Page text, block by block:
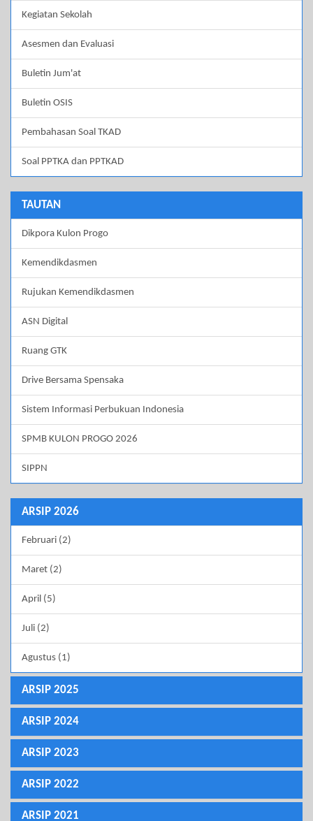
Kegiatan Sekolah
Asesmen dan Evaluasi
Buletin Jum'at
Buletin OSIS
Pembahasan Soal TKAD
Soal PPTKA dan PPTKAD
TAUTAN
Dikpora Kulon Progo
Kemendikdasmen
Rujukan Kemendikdasmen
ASN Digital
Ruang GTK
Drive Bersama Spensaka
Sistem Informasi Perbukuan Indonesia
SPMB KULON PROGO 2026
SIPPN
ARSIP 2026
Februari (2)
Maret (2)
April (5)
Juli (2)
Agustus (1)
ARSIP 2025
ARSIP 2024
ARSIP 2023
ARSIP 2022
ARSIP 2021